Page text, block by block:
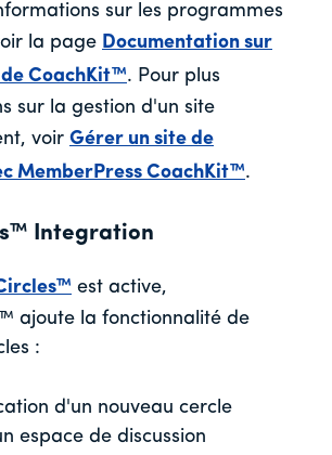
sur les programmes
la page Documentation sur
CoachKit™. Pour plus
sur la gestion d'un site
voir Gérer un site de
MemberPress CoachKit™.
Integration
est active,
ajoute la fonctionnalité de
:
d'un nouveau cercle
espace de discussion